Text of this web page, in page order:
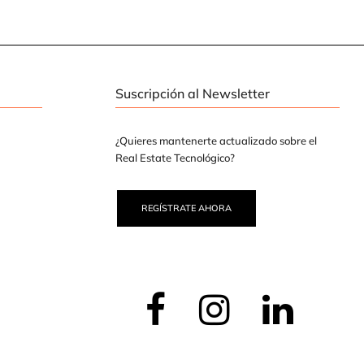
Suscripción al Newsletter
¿Quieres mantenerte actualizado sobre el
Real Estate Tecnológico?
REGÍSTRATE AHORA